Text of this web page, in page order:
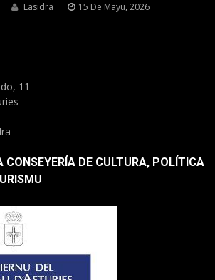
Lasidra 15 De Mayu, 2026
11
CONSEYERÍA DE CULTURA, POLÍTICA